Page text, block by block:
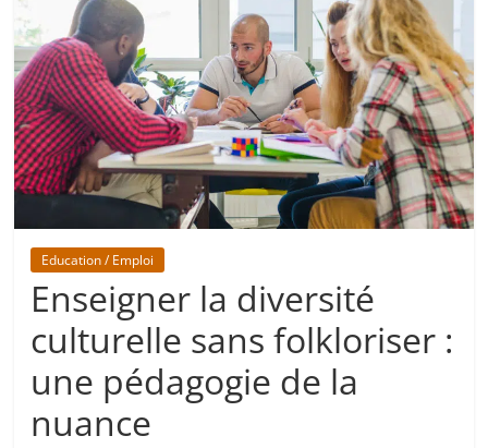
du commerce international
Education / Emploi
Enseigner la diversité
culturelle sans folkloriser :
une pédagogie de la
nuance